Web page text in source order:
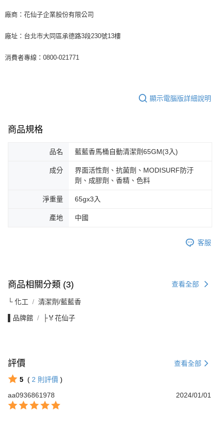
廠商：花仙子企業股份有限公司
廠址：台北市大同區承德路3段230號13樓
消費者專線：0800-021771
顯示電腦版詳細說明
商品規格
品名 藍藍香馬桶自動清潔劑65GM(3入)
成分
界面活性劑、抗菌劑、MODISURF防汙
劑、成膠劑、香精、色料
淨重量 65gx3入
產地 中國
客服
商品相關分類 (3) 查看全部
└ 化工 清潔劑/藍藍香
▌品牌館 ├🏅花仙子
評價 查看全部
5 ( 2 則評價 )
aa0936861978
2024/01/01